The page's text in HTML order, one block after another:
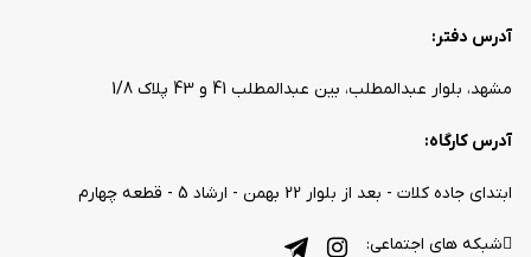
آدرس دفتر:
مشهد، بلوار عبدالمطلب، بین عبدالمطلب 41 و 43 پلاک 1/8
آدرس کارگاه:
ابتدای جاده کلات - بعد از بلوار 22 بهمن - ارشاد 5 - قطعه چهارم
شبکه های اجتماعی: